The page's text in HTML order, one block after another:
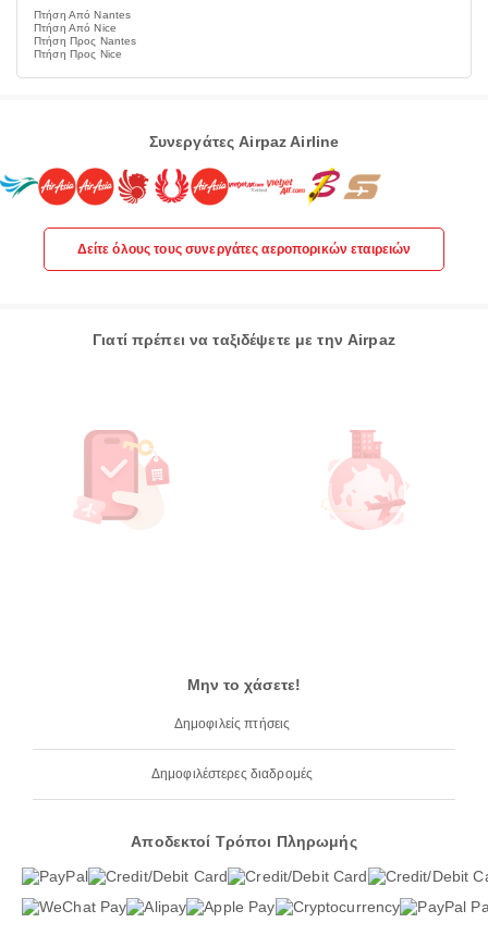
Πτήση Από Nantes
Πτήση Από Nice
Πτήση Προς Nantes
Πτήση Προς Nice
Συνεργάτες Airpaz Airline
Δείτε όλους τους συνεργάτες αεροπορικών εταιρειών
Γιατί πρέπει να ταξιδέψετε με την Airpaz
Μην το χάσετε!
Δημοφιλείς πτήσεις
Δημοφιλέστερες διαδρομές
Αποδεκτοί Τρόποι Πληρωμής